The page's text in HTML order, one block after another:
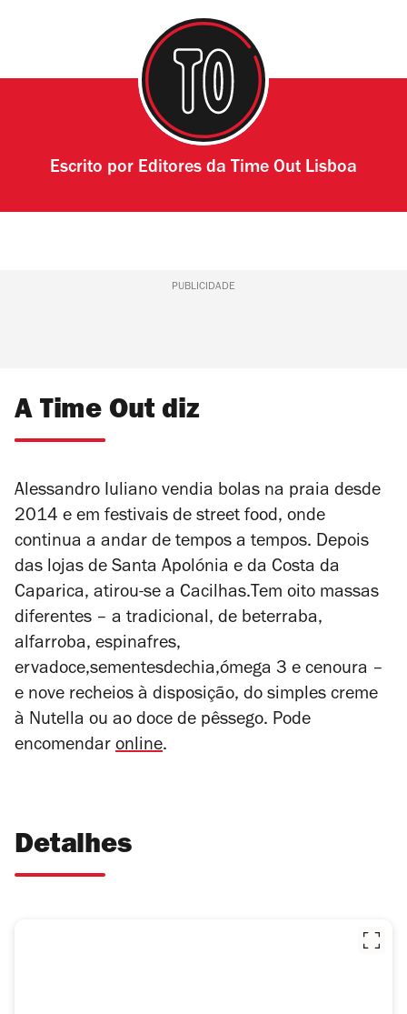
Escrito por Editores da Time Out Lisboa
PUBLICIDADE
A Time Out diz
Alessandro Iuliano vendia bolas na praia desde
2014 e em festivais de street food, onde
continua a andar de tempos a tempos. Depois
das lojas de Santa Apolónia e da Costa da
Caparica, atirou-se a Cacilhas.Tem oito massas
diferentes – a tradicional, de beterraba,
alfarroba, espinafres,
ervadoce,sementesdechia,ómega 3 e cenoura –
e nove recheios à disposição, do simples creme
à Nutella ou ao doce de pêssego. Pode
encomendar online.
Detalhes